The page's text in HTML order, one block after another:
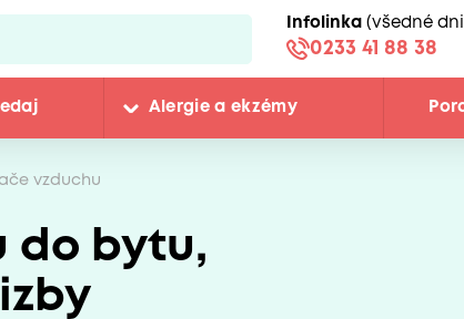
Infolinka (všedné dni
0233 41 88 38
Alergie a ekzémy
vzduchu
do bytu,